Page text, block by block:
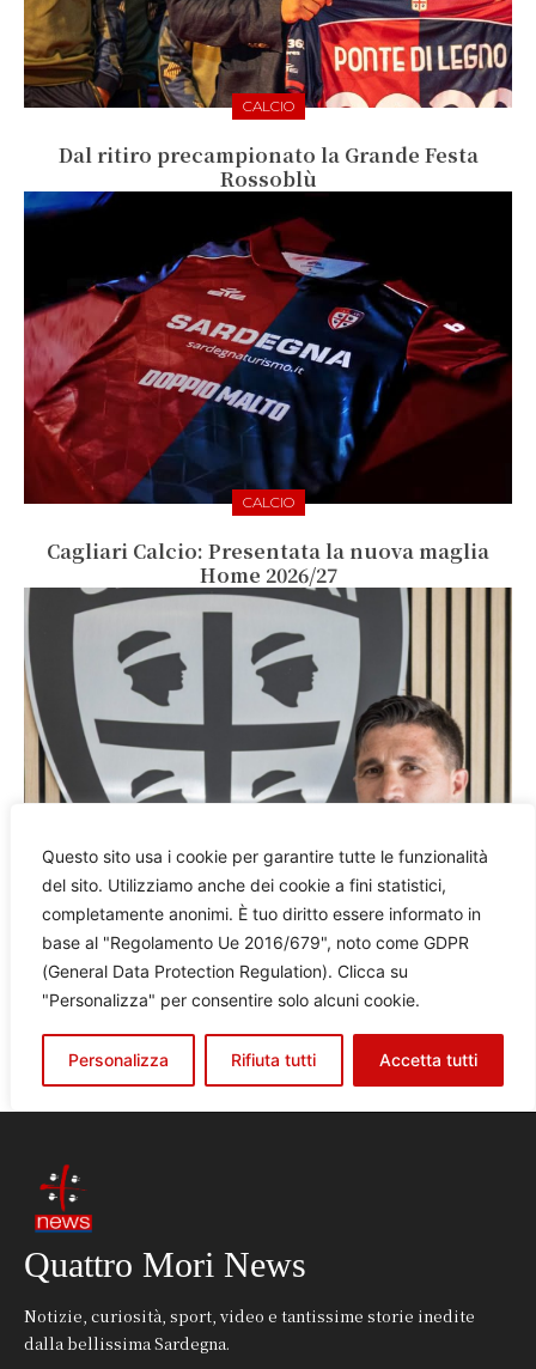
Quattro Mori News
Notizie, curiosità, sport, video e tantissime storie inedite
dalla bellissima Sardegna.